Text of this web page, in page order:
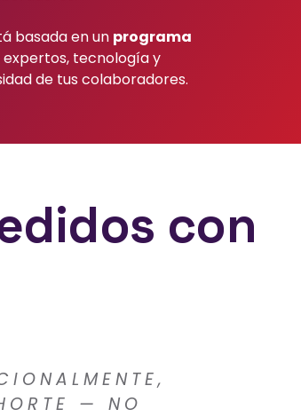
basada en un programa
tecnología y
de tus colaboradores.
con
— NO